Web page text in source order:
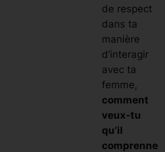
de respect
dans ta
manière
d’interagir
avec ta
femme,
comment
veux-tu
qu’il
comprenne